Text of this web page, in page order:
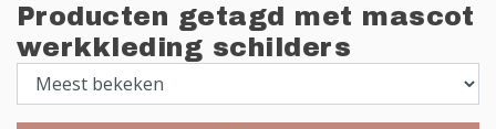
Producten getagd met mascot
werkkleding schilders